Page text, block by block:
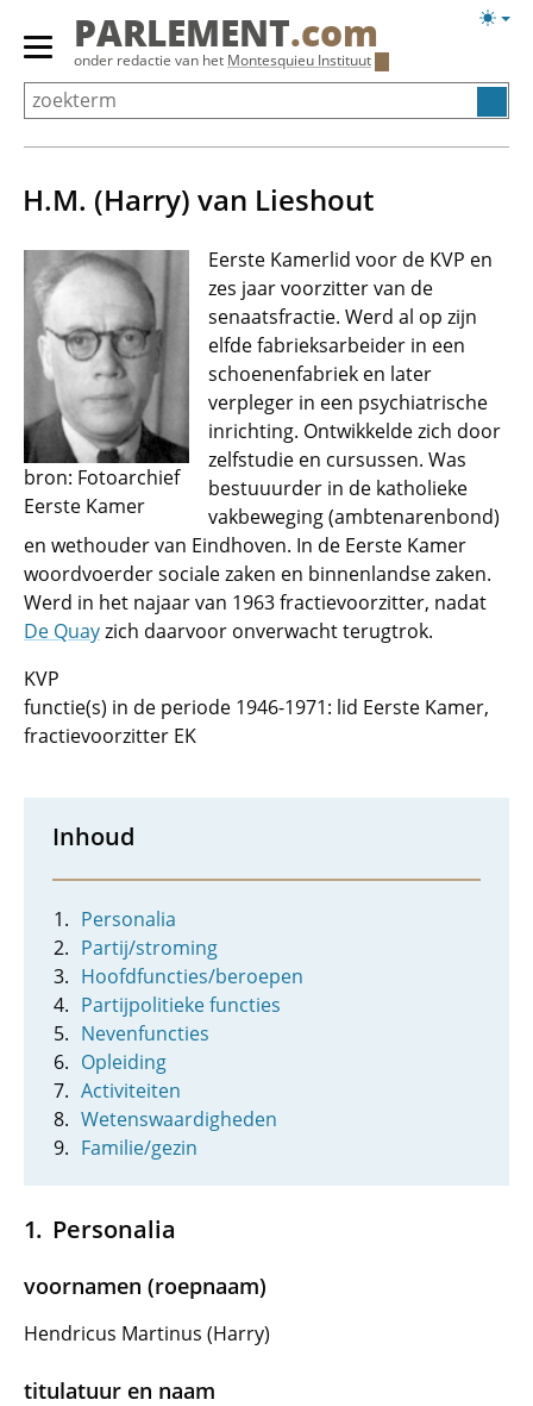
Overslaan
Primair
menu
tonen/verbergen
PARLEMENT.com
onder redactie van het Montesquieu Instituut
H.M. (Harry) van Lieshout
bron: Fotoarchief
Eerste Kamer
Eerste Kamerlid voor de KVP en
zes jaar voorzitter van de
senaatsfractie. Werd al op zijn
elfde fabrieksarbeider in een
schoenenfabriek en later
verpleger in een psychiatrische
inrichting. Ontwikkelde zich door
zelfstudie en cursussen. Was
bestuuurder in de katholieke
vakbeweging (ambtenarenbond)
en wethouder van Eindhoven. In de Eerste Kamer
woordvoerder sociale zaken en binnenlandse zaken.
Werd in het najaar van 1963 fractievoorzitter, nadat
De Quayzich daarvoor onverwacht terugtrok.
KVP
functie(s) in de periode 1946-1971: lid Eerste Kamer,
fractievoorzitter EK
Inhoud
Personalia
Partij/stroming
Hoofdfuncties/beroepen
Partijpolitieke functies
Nevenfuncties
Opleiding
Activiteiten
Wetenswaardigheden
Familie/gezin
Personalia
voornamen (roepnaam)
Hendricus Martinus (Harry)
titulatuur en naam